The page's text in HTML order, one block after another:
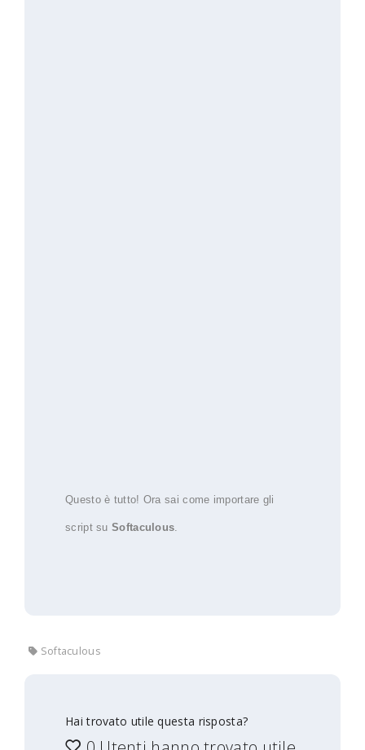
Questo è tutto! Ora sai come importare gli
script su Softaculous.
Softaculous
Hai trovato utile questa risposta?